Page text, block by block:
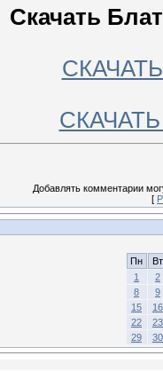
Скачать
СКАЧАТЬ
СКАЧАТЬ
Добавлять комментарии
[
Пн
Вт
1
2
8
9
15
16
22
23
29
30